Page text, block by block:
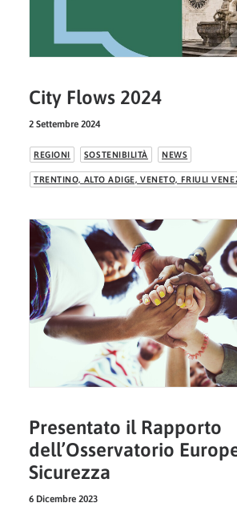
City Flows 2024
2 Settembre 2024
REGIONI SOSTENIBILITÀ NEWS
TRENTINO, ALTO ADIGE, VENETO, FRIULI
Presentato il Rapporto
dell’Osservatorio
Sicurezza
6 Dicembre 2023